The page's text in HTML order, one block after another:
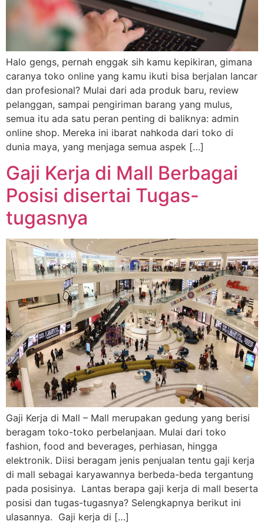
Halo gengs, pernah enggak sih kamu kepikiran, gimana
caranya toko online yang kamu ikuti bisa berjalan lancar
dan profesional? Mulai dari ada produk baru, review
pelanggan, sampai pengiriman barang yang mulus,
semua itu ada satu peran penting di baliknya: admin
online shop. Mereka ini ibarat nahkoda dari toko di
dunia maya, yang menjaga semua aspek […]
Gaji Kerja di Mall Berbagai
Posisi disertai Tugas-
tugasnya
Gaji Kerja di Mall – Mall merupakan gedung yang berisi
beragam toko-toko perbelanjaan. Mulai dari toko
fashion, food and beverages, perhiasan, hingga
elektronik. Diisi beragam jenis penjualan tentu gaji kerja
di mall sebagai karyawannya berbeda-beda tergantung
pada posisinya. Lantas berapa gaji kerja di mall beserta
posisi dan tugas-tugasnya? Selengkapnya berikut ini
ulasannya. Gaji kerja di […]